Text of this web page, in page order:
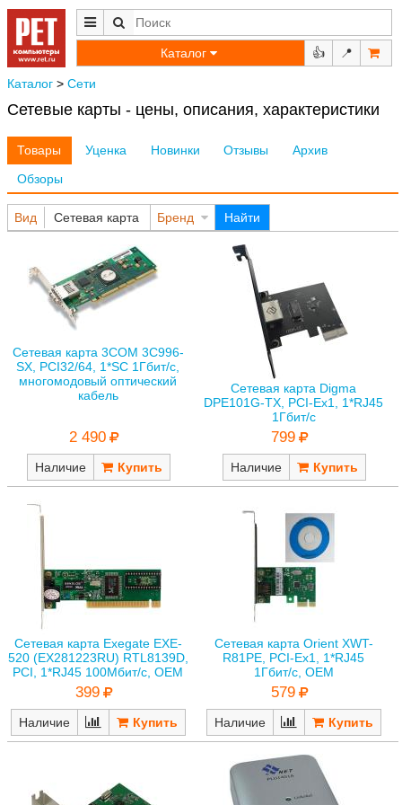
Каталог 👍 📍
Каталог > Сети
Сетевые карты - цены, описания, характеристики
Товары Уценка Новинки Отзывы
Архив
Обзоры
Вид Сетевая карта Бренд Найти
Сетевая карта 3COM 3C996-
SX, PCI32/64, 1*SC 1Гбит/с,
многомодовый оптический
кабель
2 490
Наличие
Сетевая карта Digma
DPE101G-TX, PCI-Ex1, 1*RJ45
1Гбит/с
799
Наличие
Сетевая карта Exegate EXE-
520 (EX281223RU) RTL8139D,
PCI, 1*RJ45 100Мбит/с, OEM
399
Наличие
Сетевая карта Orient XWT-
R81PE, PCI-Ex1, 1*RJ45
1Гбит/с, OEM
579
Наличие